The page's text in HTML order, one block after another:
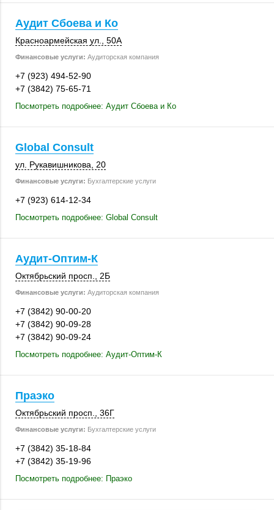
Аудит Сбоева и Ко
Красноармейская ул. 50А
Финансовые услуги: Аудиторская компания
+7 (923) 494-52-90
+7 (3842) 75-65-71
Посмотреть подробнее: Аудит Сбоева и Ко
Global Consult
ул. Рукавишникова, 20
Финансовые услуги: Бухгалтерские услуги
+7 (923) 614-12-34
Посмотреть подробнее: Global Consult
Аудит-Оптим-К
Октябрьский просп., 2Б
Финансовые услуги: Аудиторская компания
+7 (3842) 90-00-20
+7 (3842) 90-09-28
+7 (3842) 90-09-24
Посмотреть подробнее: Аудит-Оптим-К
Праэко
Октябрьский просп. 36Г
Финансовые услуги: Бухгалтерские услуги
+7 (3842) 35-18-84
+7 (3842) 35-19-96
Посмотреть подробнее: Праэко